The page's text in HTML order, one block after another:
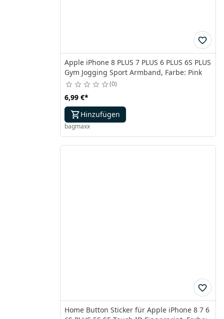
Apple iPhone 8 PLUS 7 PLUS 6 PLUS 6S PLUS
Gym Jogging Sport Armband, Farbe: Pink
0
6,99 €*
Hinzufügen
bagmaxx
Home Button Sticker für Apple iPhone 8 7 6